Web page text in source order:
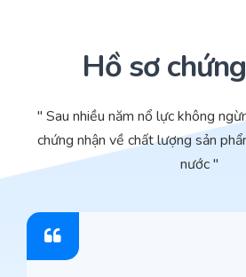
Hồ sơ
" Sau nhiều năm nổ lực không
chứng nhận về chất lượng sản
nước "